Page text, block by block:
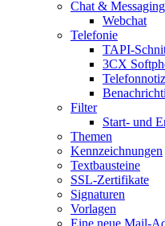
Chat & Messaging
Webchat
Telefonie
TAPI-
3CX
Filter
Start- und
Themen
Kennzeichnungen
Textbausteine
SSL-Zertifikate
Signaturen
Vorlagen